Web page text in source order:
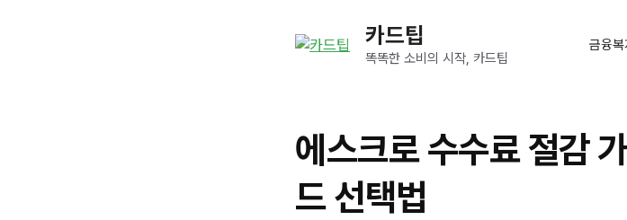
카드팁
똑똑한 소비의 시작, 카드팁
금융복
에스크로 수수료 절감
드 선택법